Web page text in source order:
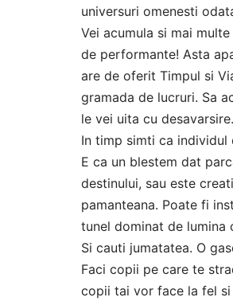
universuri omenesti
Vei acumula si mai
de performante! Asta
are de oferit Timpul si
gramada de lucruri. Sa
le vei uita cu desavarsire.
In timp simti ca
E ca un blestem dat
destinului, sau este
pamanteana. Poate fi
tunel dominat de lumina
Si cauti jumatatea. O
Faci copii pe care te
copii tai vor face la fel